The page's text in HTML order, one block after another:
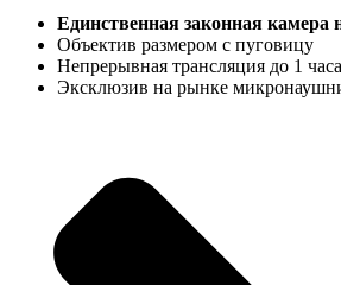
Единственная законная камера
Объектив размером с пуговицу
Непрерывная трансляция до 1 часа
Эксклюзив на рынке